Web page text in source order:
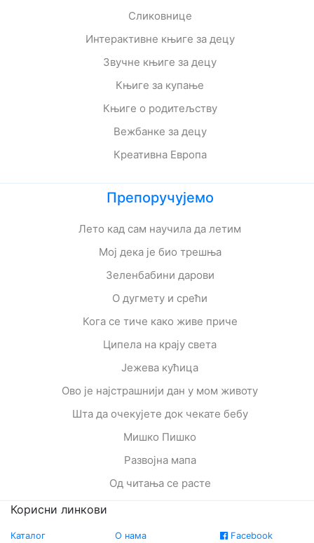
Сликовнице
Интерактивне књиге за децу
Звучне књиге за децу
Књиге за купање
Књиге о родитељству
Вежбанке за децу
Креативна Европа
Препоручујемо
Лето кад сам научила да летим
Мој дека је био трешња
Зеленбабини дарови
О дугмету и срећи
Кога се тиче како живе приче
Ципела на крају света
Јежева кућица
Ово је најстрашнији дан у мом животу
Шта да очекујете док чекате бебу
Мишко Пишко
Развојна мапа
Од читања се расте
Корисни линкови
Каталог О нама Facebook